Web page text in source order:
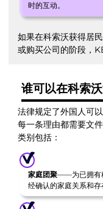
时的互动。
如果在科索沃获得居
或购买公司的阶段，
谁可以在科索
法律规定了外国人可
每一条理由都需要文
类别包括：
家庭团聚——为已拥有
经确认的家庭关系和存